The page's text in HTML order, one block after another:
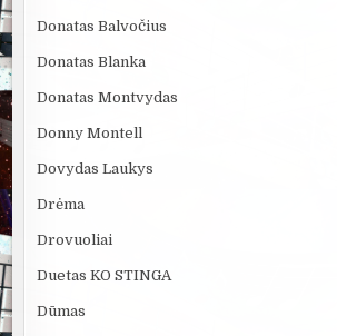
Donatas Balvočius
Donatas Blanka
Donatas Montvydas
Donny Montell
Dovydas Laukys
Drėma
Drovuoliai
Duetas KO STINGA
Dūmas